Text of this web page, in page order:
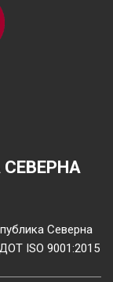
Северна
ISO 9001:2015